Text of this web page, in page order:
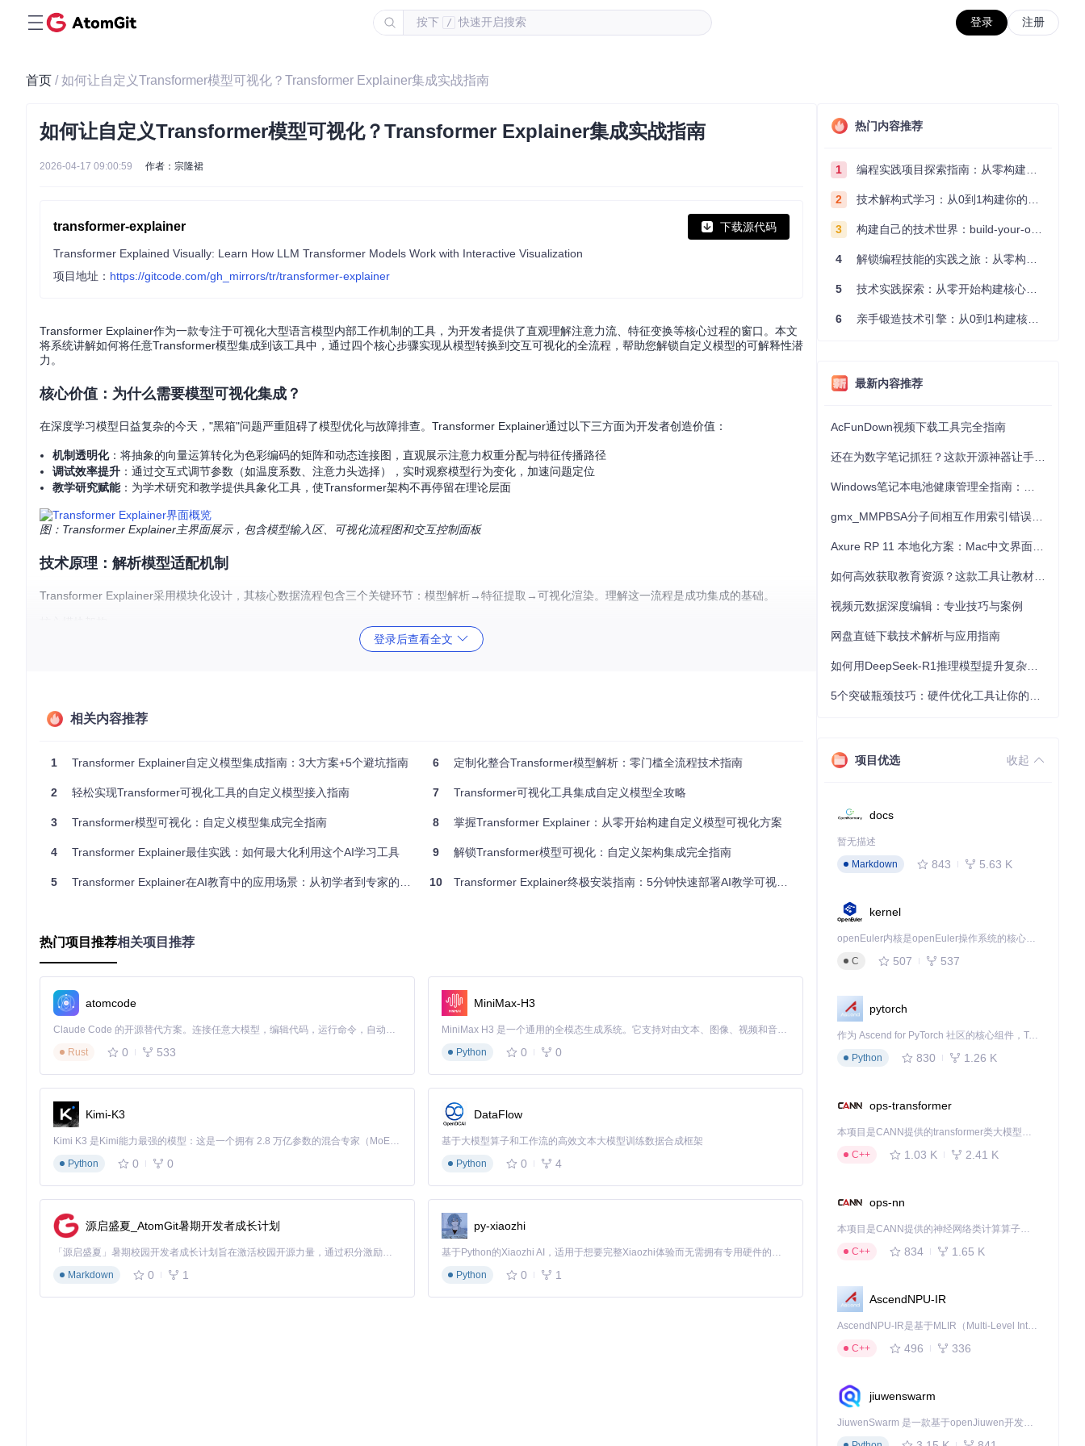
按下 / 快速开启搜索 登录 注册
首页 / 如何让自定义Transformer模型可视化？Transformer Explainer集成实战指南
如何让自定义Transformer模型可视化？Transformer Explainer集成实战指南
2026-04-17 09:00:59 作者：宗隆裙
transformer-explainer 下载源代码
Transformer Explained Visually: Learn How LLM Transformer Models Work with Interactive Visualization
项目地址： https://gitcode.com/gh_mirrors/tr/transformer-explainer
Transformer Explainer作为一款专注于可视化大型语言模型内部工作机制的工具，为开发者提供了直观理解注意力流、特征变换等核心过程的窗口。本文
将系统讲解如何将任意Transformer模型集成到该工具中，通过四个核心步骤实现从模型转换到交互可视化的全流程，帮助您解锁自定义模型的可解释性潜
力。
核心价值：为什么需要模型可视化集成？
在深度学习模型日益复杂的今天，"黑箱"问题严重阻碍了模型优化与故障排查。Transformer Explainer通过以下三方面为开发者创造价值：
机制透明化：将抽象的向量运算转化为色彩编码的矩阵和动态连接图，直观展示注意力权重分配与特征传播路径
调试效率提升 ：通过交互式调节参数（如温度系数、注意力头选择），实时观察模型行为变化，加速问题定位
教学研究赋能：为学术研究和教学提供具象化工具，使Transformer架构不再停留在理论层面
图：Transformer Explainer主界面展示，包含模型输入区、可视化流程图和交互控制面板
技术原理：解析模型适配机制
Transformer Explainer采用模块化设计，其核心数据流程包含三个关键环节：模型解析→特征提取→可视化渲染。理解这一流程是成功集成的基础。
可视化引擎
（src/components/）：将数值数据转化为矩阵热力图、节点连接图等视觉元素
模型加载器执行ONNX推理，生成中间特征
前端组件根据用户交互动态更新视图
第一步：模型格式转换与验证
实操步骤 ：
使用PyTorch或TensorFlow的ONNX导出API生成基础模型文件
# 伪代码：模型导出流程
    input_names=[
    output_names=[
    dynamic_axes={
"input_ids": {0 : "batch_size", 1: "sequence_length"}}
export_model_to_onnx(model, dummy_input,
注意事项：
动态轴设置需与工具要求匹配（通常需要支持可变序列长度）
登录后查看全文
相关内容推荐
1 Transformer Explainer自定义模型集成指南：3大方案+5个避坑指南
2 轻松实现Transformer可视化工具的自定义模型接入指南
3 Transformer模型可视化：自定义模型集成完全指南
4 Transformer Explainer最佳实践：如何最大化利用这个AI学习工具
5 Transformer Explainer在AI教育中的应用场景：从初学者到专家的学习路径
6 定制化整合Transformer模型解析：零门槛全流程技术指南
7 Transformer可视化工具集成自定义模型全攻略
8 掌握Transformer Explainer：从零开始构建自定义模型可视化方案
9 解锁Transformer模型可视化：自定义架构集成完全指南
10 Transformer Explainer终极安装指南：5分钟快速部署AI教学可视化工具
热门项目推荐相关项目推荐
atomcode
Claude Code 的开源替代方案。连接任意大模型，编辑代码，运行命令，自动验证 — 全自动执行。用 Rust 构建，极致性能。 ｜ An open-source alternative to Claude Code. Connect any LLM, edit code, run commands, and verify changes — autonomously. Built in Rust for speed. Get Started
Rust
0 533
MiniMax-H3
MiniMax H3 是一个通用的全模态生成系统。它支持对由文本、图像、视频和音频组成的多模态上下文进行统一理解，并能生成分辨率高达 2K、时长可达 15 秒的带原生立体声音频的视频。得益于面向任务泛化的系统设计，H3 在预训练阶段就已具备广泛的多模态上下文理解与生成能力，能够出色地执行复杂的多模态指令。
Python
0 0
Kimi-K3
Kimi K3 是Kimi能力最强的模型：这是一个拥有 2.8 万亿参数的混合专家（MoE）模型，具备原生视觉理解能力，并支持 100 万 token 的上下文窗口。
Python
0 0
DataFlow
基于大模型算子和工作流的高效文本大模型训练数据合成框架
Python
0 4
源启盛夏_AtomGit暑期开发者成长计划
「源启盛夏」暑期校园开发者成长计划旨在激活校园开源力量，通过积分激励、认证扶持、资源倾斜等形式，引导高校组织和开发者完成「入驻 — 建项目 — 做贡献 — 获认证 — 得资源」的完整闭环。无论你是想带领社团入驻平台的组织者，还是希望用代码贡献证明自己的开发者，都能在这里找到属于你的成长路径。
Markdown
0 1
py-xiaozhi
基于Python的Xiaozhi AI，适用于想要完整Xiaozhi体验而无需拥有专用硬件的用户。
Python
0 1
热门内容推荐
1 编程实践项目探索指南：从零构建技术能力体系
2 技术解构式学习：从0到1构建你的编程知识体系
3 构建自己的技术世界：build-your-own-x项目的实践探索指南
4 解锁编程技能的实践之旅：从零构建你的技术世界
5 技术实践探索：从零开始构建核心系统的实践指南
6 亲手锻造技术引擎：从0到1构建核心系统的实践指南
最新内容推荐
AcFunDown视频下载工具完全指南
视频元数据深度编辑：专业技巧与案例
网盘直链下载技术解析与应用指南
项目优选 收起
docs
暂无描述
Markdown
843 5.63 K
kernel
openEuler内核是openEuler操作系统的核心，既是系统性能与稳定性的基石，也是连接处理器、设备与服务的桥梁。
C
507 537
pytorch
作为 Ascend for PyTorch 社区的核心组件，TorchNPU 是昇腾专为 PyTorch 打造的深度学习适配插件，使 PyTorch 框架能够直接调用昇腾 NPU，为开发者提供昇腾 AI 处理器的超强算力。
Python
830 1.26 K
ops-transformer
本项目是CANN提供的transformer类大模型算子库，实现网络在NPU上加速计算。
C++
1.03 K 2.41 K
ops-nn
本项目是CANN提供的神经网络类计算算子库，实现网络在NPU上加速计算。
C++
834 1.65 K
AscendNPU-IR
AscendNPU-IR是基于MLIR（Multi-Level Intermediate Representation）构建的，面向昇腾亲和算子编译时使用的中间表示，提供昇腾完备表达能力，通过编译优化提升昇腾AI处理器计算效率，支持通过生态框架使能昇腾AI处理器与深度调优
C++
496 336
jiuwenswarm
JiuwenSwarm 是一款基于openJiuwen开发的智能AI Agent，它能够将大语言模型的强大能力，通过你日常使用的各类通讯应用，直接延伸至你的指尖。